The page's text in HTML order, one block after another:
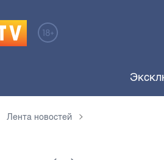
Лента новостей